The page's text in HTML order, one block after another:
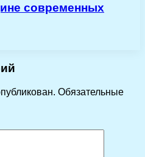
современных
Обязательные